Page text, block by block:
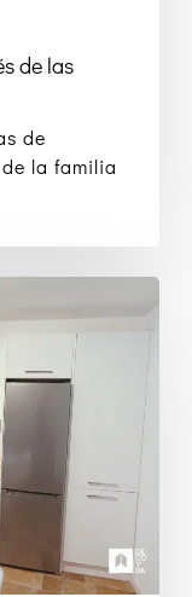
de las
de
la familia